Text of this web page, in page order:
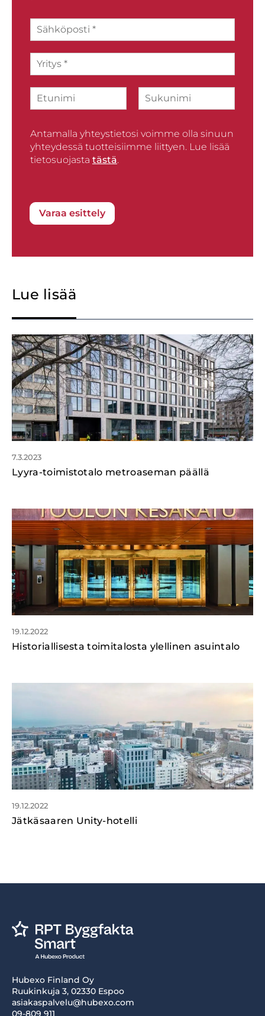
s
*
*
r
t
s
Antamalla yhteystietosi voimme olla sinuun
yhteydessä tuotteisiimme liittyen. Lue lisää
tietosuojasta tästä.
Varaa esittely
Lue lisää
7.3.2023
Lyyra-toimistotalo metroaseman päällä
19.12.2022
Historiallisesta toimitalosta ylellinen asuintalo
19.12.2022
Jätkäsaaren Unity-hotelli
Hubexo Finland Oy
Ruukinkuja 3, 02330 Espoo
asiakaspalvelu@hubexo.com